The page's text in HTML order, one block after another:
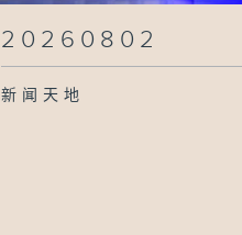
20260802
新闻天地